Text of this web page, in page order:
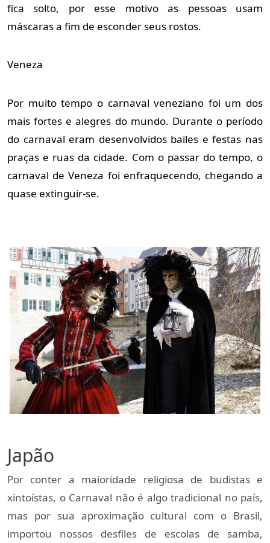
fica solto, por esse motivo as pessoas usam
máscaras a fim de esconder seus rostos.
Veneza
Por muito tempo o carnaval veneziano foi um dos
mais fortes e alegres do mundo. Durante o período
do carnaval eram desenvolvidos bailes e festas nas
praças e ruas da cidade. Com o passar do tempo, o
carnaval de Veneza foi enfraquecendo, chegando a
quase extinguir-se.
Japão
Por conter a maioridade religiosa de budistas e
xintoístas, o Carnaval não é algo tradicional no país,
mas por sua aproximação cultural com o Brasil,
importou nossos desfiles de escolas de samba,